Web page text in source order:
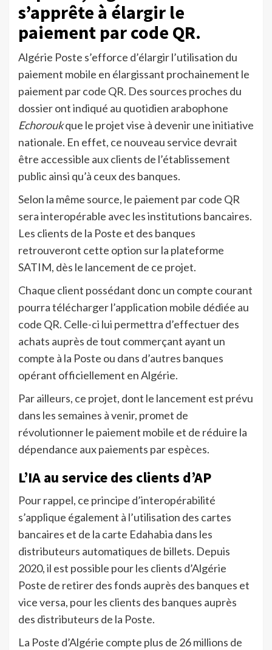
s’apprête à élargir le
paiement par code QR.
Algérie Poste s’efforce d’élargir l’utilisation du
paiement mobile en élargissant prochainement le
paiement par code QR. Des sources proches du
dossier ont indiqué au quotidien arabophone
Echoroukque le projet vise à devenir une initiative
nationale. En effet, ce nouveau service devrait
être accessible aux clients de l’établissement
public ainsi qu’à ceux des banques.
Selon la même source, le paiement par code QR
sera interopérable avec les institutions bancaires.
Les clients de la Poste et des banques
retrouveront cette option sur la plateforme
SATIM, dès le lancement de ce projet.
Chaque client possédant donc un compte courant
pourra télécharger l’application mobile dédiée au
code QR. Celle-ci lui permettra d’effectuer des
achats auprès de tout commerçant ayant un
compte à la Poste ou dans d’autres banques
opérant officiellement en Algérie.
Par ailleurs, ce projet, dont le lancement est prévu
dans les semaines à venir, promet de
révolutionner le paiement mobile et de réduire la
dépendance aux paiements par espèces.
L’IA au service des clients d’AP
Pour rappel, ce principe d’interopérabilité
s’applique également à l’utilisation des cartes
bancaires et de la carte Edahabia dans les
distributeurs automatiques de billets. Depuis
2020, il est possible pour les clients d’Algérie
Poste de retirer des fonds auprès des banques et
vice versa, pour les clients des banques auprès
des distributeurs de la Poste.
La Poste d’Algérie compte plus de 26 millions de